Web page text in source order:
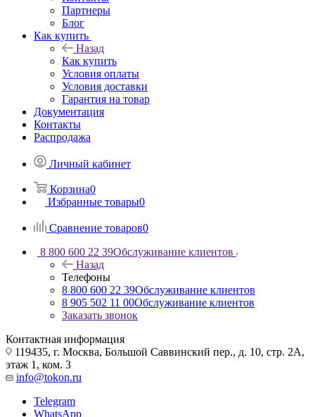
Партнеры
Блог
Как купить
Назад
Как купить
Условия оплаты
Условия доставки
Гарантия на товар
Документация
Контакты
Распродажа
Личный кабинет
Корзина0
Избранные товары0
Сравнение товаров0
8 800 600 22 39Обслуживание клиентов
Назад
Телефоны
8 800 600 22 39Обслуживание клиентов
8 905 502 11 00Обслуживание клиентов
Заказать звонок
Контактная информация
119435, г. Москва, Большой Саввинский пер., д. 10, стр. 2А,
этаж 1, ком. 3
info@tokon.ru
Telegram
WhatsApp